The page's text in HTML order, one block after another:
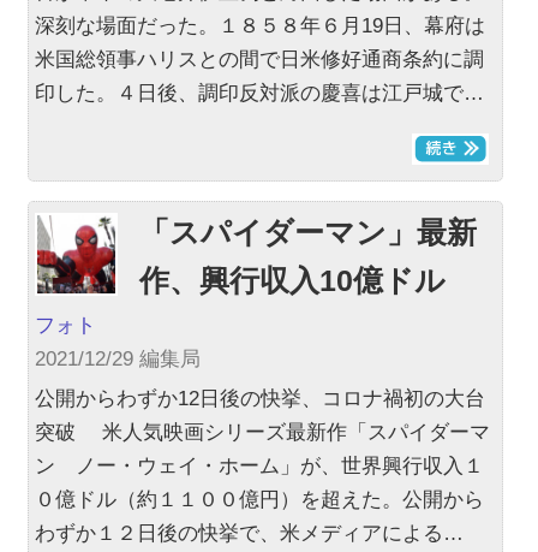
深刻な場面だった。１８５８年６月19日、幕府は
米国総領事ハリスとの間で日米修好通商条約に調
印した。４日後、調印反対派の慶喜は江戸城で…
「スパイダーマン」最新
作、興行収入10億ドル
フォト
2021/12/29 編集局
公開からわずか12日後の快挙、コロナ禍初の大台
突破 米人気映画シリーズ最新作「スパイダーマ
ン ノー・ウェイ・ホーム」が、世界興行収入１
０億ドル（約１１００億円）を超えた。公開から
わずか１２日後の快挙で、米メディアによる…